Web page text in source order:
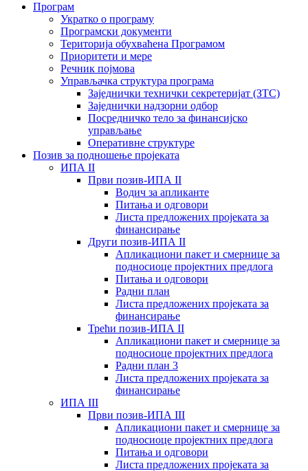
Програм
Укратко о програму
Програмски документи
Територија обухваћена Програмом
Приоритети и мере
Речник појмова
Управљачка структура програма
Заједнички технички секретеријат (ЗТС)
Заједнички надзорни одбор
Посредничко тело за финансијско
управљање
Oперативне структуре
Позив за подношење пројеката
ИПА II
Први позив-ИПА II
Водич за апликанте
Питања и одговори
Листа предложених пројеката за
финансирање
Други позив-ИПА II
Апликациони пакет и смернице за
подносиоце пројектних предлога
Питања и одговори
Радни план
Листа предложених пројеката за
финансирање
Трећи позив-ИПА II
Апликациони пакет и смернице за
подносиоце пројектних предлога
Радни план 3
Листа предложених пројеката за
финансирање
ИПА III
Први позив-ИПА III
Апликациони пакет и смернице за
подносиоце пројектних предлога
Питања и одговори
Листа предложених пројеката за